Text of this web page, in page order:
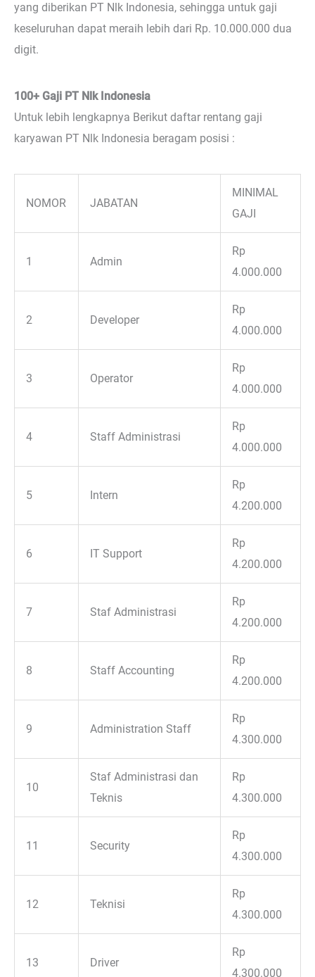
yang diberikan PT Nlk Indonesia, sehingga untuk gaji
keseluruhan dapat meraih lebih dari Rp. 10.000.000 dua
digit.
100+ Gaji PT Nlk Indonesia
Untuk lebih lengkapnya Berikut daftar rentang gaji
karyawan PT Nlk Indonesia beragam posisi :
NOMOR JABATAN
MINIMAL
GAJI
1 Admin
Rp
4.000.000
2 Developer
Rp
4.000.000
3 Operator
Rp
4.000.000
4 Staff Administrasi
Rp
4.000.000
5 Intern
Rp
4.200.000
6 IT Support
Rp
4.200.000
7 Staf Administrasi
Rp
4.200.000
8 Staff Accounting
Rp
4.200.000
9 Administration Staff
Rp
4.300.000
10
Staf Administrasi dan
Teknis
Rp
4.300.000
11 Security
Rp
4.300.000
12 Teknisi
Rp
4.300.000
13 Driver
Rp
4.300.000